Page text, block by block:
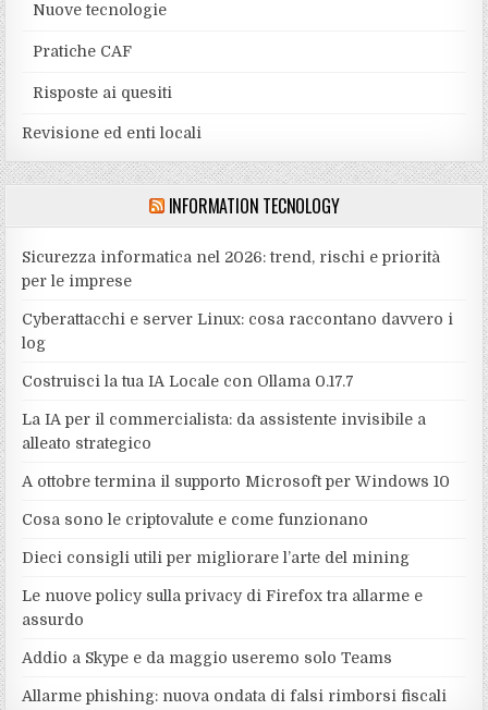
Nuove tecnologie
Pratiche CAF
Risposte ai quesiti
Revisione ed enti locali
INFORMATION TECNOLOGY
Sicurezza informatica nel 2026: trend, rischi e priorità
per le imprese
Cyberattacchi e server Linux: cosa raccontano davvero i
log
Costruisci la tua IA Locale con Ollama 0.17.7
La IA per il commercialista: da assistente invisibile a
alleato strategico
A ottobre termina il supporto Microsoft per Windows 10
Cosa sono le criptovalute e come funzionano
Dieci consigli utili per migliorare l’arte del mining
Le nuove policy sulla privacy di Firefox tra allarme e
assurdo
Addio a Skype e da maggio useremo solo Teams
Allarme phishing: nuova ondata di falsi rimborsi fiscali